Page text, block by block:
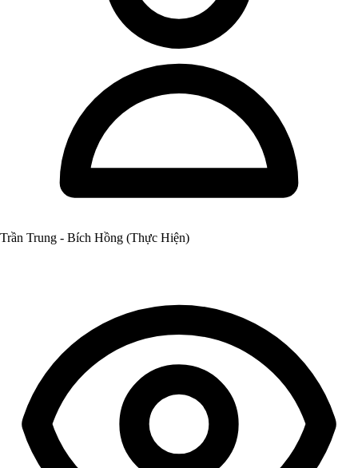
Trần Trung - Bích Hồng (Thực Hiện)